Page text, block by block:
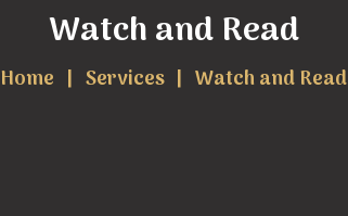
Watch and Read
Home Services Watch and Read